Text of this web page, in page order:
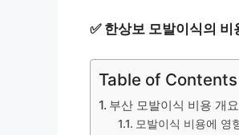
✅ 한상보 모발이식의
Table of Contents
부산 모발이식 비용 개요
모발이식 비용에 영